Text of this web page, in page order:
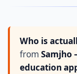
Who is
from Samjho
education